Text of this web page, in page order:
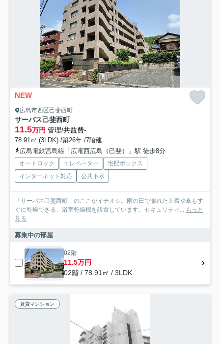
NEW
広島市西区己斐西町
サーパス己斐西町
11.5万円 管理/共益費-
78.91㎡ (3LDK) /築26年 /7階建
広島電鉄宮島線「広電西広島（己斐）」駅 徒歩8分
オートロック エレベーター
宅配ボックス
インターネット対応
公共下水
「サーパス己斐西町」のここがイチオシ。雨の日で濡れた上着や傘もす
ぐに乾燥できる、浴室乾燥機を設置しています。セキュリティ...
もっと
見る
募集中の部屋
02階
11.5万円
02階 / 78.91㎡ / 3LDK
賃貸マンション